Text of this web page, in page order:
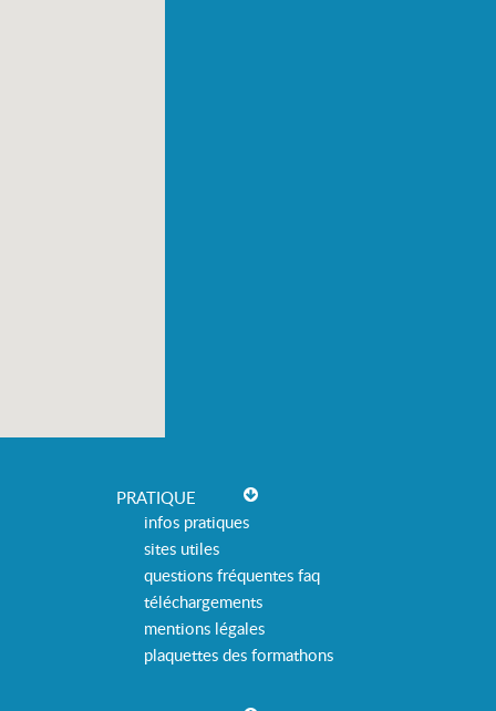
PRATIQUE
infos pratiques
sites utiles
questions fréquentes faq
téléchargements
mentions légales
plaquettes des formathons